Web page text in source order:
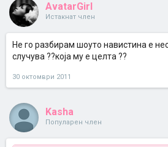
AvatarGirl
Истакнат член
Не го разбирам шоуто навистина е
случува ??која му е целта ??
30 октомври 2011
Kasha
Популарен член